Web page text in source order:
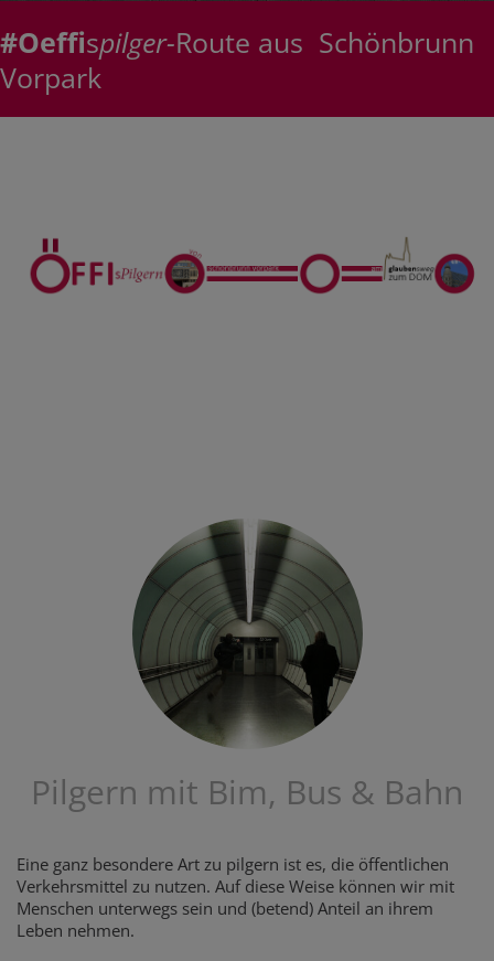
#Oeffispilger-Route aus Schönbrunn
Vorpark
Pilgern mit Bim, Bus & Bahn
Eine ganz besondere Art zu pilgern ist es, die öffentlichen
Verkehrsmittel zu nutzen. Auf diese Weise können wir mit
Menschen unterwegs sein und (betend) Anteil an ihrem
Leben nehmen.